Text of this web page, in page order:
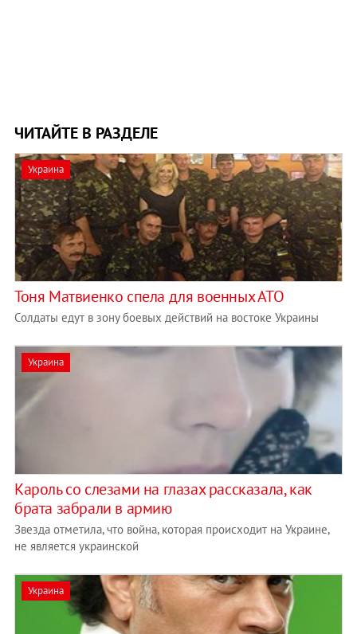
ЧИТАЙТЕ В РАЗДЕЛЕ
Украина
Тоня Матвиенко спела для военных АТО
Солдаты едут в зону боевых действий на востоке Украины
Украина
Кароль со слезами на глазах рассказала, как
брата забрали в армию
Звезда отметила, что война, которая происходит на Украине,
не является украинской
Украина